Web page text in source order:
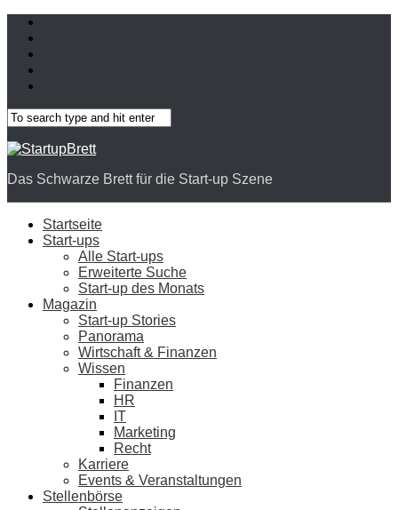
Das Schwarze Brett für die Start-up Szene
Startseite
Start-ups
Alle Start-ups
Erweiterte Suche
Start-up des Monats
Magazin
Start-up Stories
Panorama
Wirtschaft & Finanzen
Wissen
Finanzen
HR
IT
Marketing
Recht
Karriere
Events & Veranstaltungen
Stellenbörse